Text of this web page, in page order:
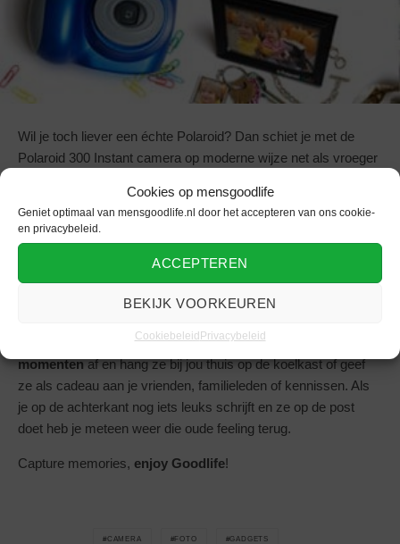
Cookies op mensgoodlife
Geniet optimaal van mensgoodlife.nl door het accepteren van ons cookie-
en privacybeleid.
ACCEPTEREN
BEKIJK VOORKEUREN
Cookiebeleid Privacybeleid
Wil je toch liever een échte Polaroid? Dan schiet je met de
Polaroid 300 Instant camera op moderne wijze net als vroeger
gelegenheid of op je vakantie, neem je deze voordelige
camera altijd mee. Deel de foto’s die in één ogenblik worden
uitgedrukt met al je vrienden!
Een grootvoordeel is dat deze camera op batterijen werkt,
handig als je foto’s wilt maken en net je accu (bijna) leeg is.
deze gave gadget directop 8,6 bij 5,3 cm grootte je mooiste
momentenaf en hang ze bij jou thuis op de koelkast of geef
ze als cadeau aan je vrienden, familieleden of kennissen. Als
je op de achterkant nog iets leuks schrijft en ze op de post
doet heb je meteen weer die oude feeling terug.
Capture memories, enjoy Goodlife!
CAMERA FOTO GADGETS